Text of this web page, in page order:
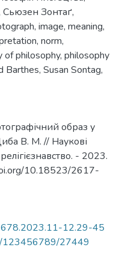
Сьюзен Зонтаґ,
, image, meaning,
, norm,
of philosophy, philosophy
Barthes, Susan Sontag,
образ у
В. М. // Наукові
- 2023.
10.18523/2617-
12.29-45
123456789/27449